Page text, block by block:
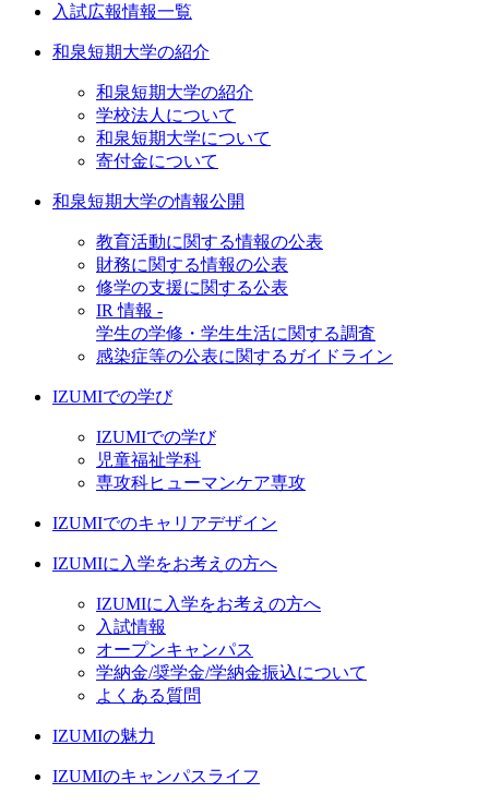
入試広報情報一覧
和泉短期大学の紹介
和泉短期大学の紹介
学校法人について
和泉短期大学について
寄付金について
和泉短期大学の情報公開
教育活動に関する情報の公表
財務に関する情報の公表
修学の支援に関する公表
IR 情報 -
学生の学修・学生生活に関する調査
感染症等の公表に関するガイドライン
IZUMIでの学び
IZUMIでの学び
児童福祉学科
専攻科ヒューマンケア専攻
IZUMIでのキャリアデザイン
IZUMIに入学をお考えの方へ
IZUMIに入学をお考えの方へ
入試情報
オープンキャンパス
学納金/奨学金/学納金振込について
よくある質問
IZUMIの魅力
IZUMIのキャンパスライフ